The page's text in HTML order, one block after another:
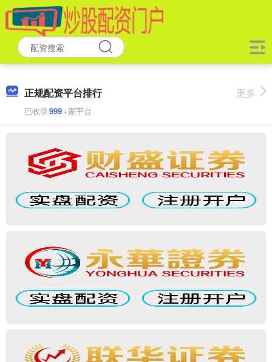
正规配资平台排行
已收录999+家平台
更多